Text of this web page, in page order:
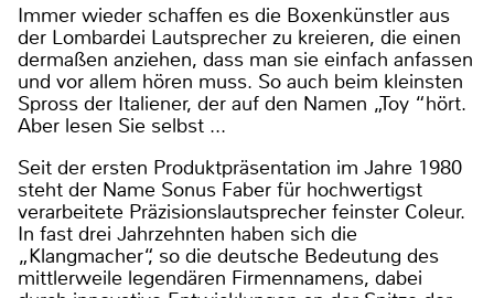
Immer wieder schaffen es die Boxenkünstler aus
der Lombardei Lautsprecher zu kreieren, die einen
dermaßen anziehen, dass man sie einfach anfassen
und vor allem hören muss. So auch beim kleinsten
Spross der Italiener, der auf den Namen „Toy “hört.
Aber lesen Sie selbst ...
Seit der ersten Produktpräsentation im Jahre 1980
steht der Name Sonus Faber für hochwertigst
verarbeitete Präzisionslautsprecher feinster Coleur.
In fast drei Jahrzehnten haben sich die
„Klangmacher“, so die deutsche Bedeutung des
mittlerweile legendären Firmennamens, dabei